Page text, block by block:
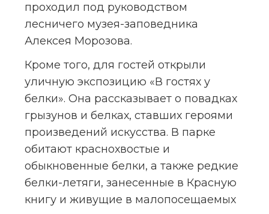
проходил под руководством
лесничего музея-заповедника
Алексея Морозова.
Кроме того, для гостей открыли
уличную экспозицию «В гостях у
белки». Она рассказывает о повадках
грызунов и белках, ставших героями
произведений искусства. В парке
обитают краснохвостые и
обыкновенные белки, а также редкие
белки-летяги, занесенные в Красную
книгу и живущие в малопосещаемых